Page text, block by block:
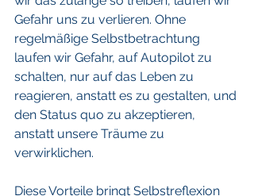
Gefahr uns zu verlieren. Ohne
regelmäßige Selbstbetrachtung
laufen wir Gefahr, auf Autopilot zu
schalten, nur auf das Leben zu
reagieren, anstatt es zu gestalten, und
den Status quo zu akzeptieren,
anstatt unsere Träume zu
verwirklichen.
Diese Vorteile bringt Selbstreflexion